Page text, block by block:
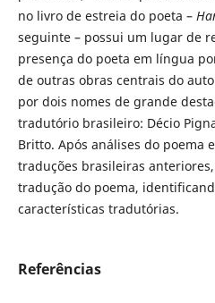
no livro de estreia do poeta –
seguinte – possui um lugar de
presença do poeta em língua
de outras obras centrais do
por dois nomes de grande
tradutório brasileiro: Décio
Britto. Após análises do poema
traduções brasileiras
tradução do poema,
características tradutórias.
Referências